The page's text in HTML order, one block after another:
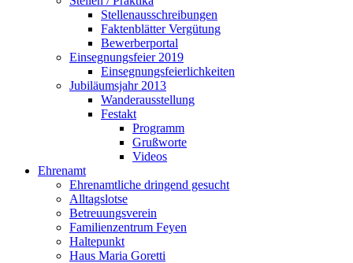
Stellenausschreibungen
Faktenblätter Vergütung
Bewerberportal
Einsegnungsfeier 2019
Einsegnungsfeierlichkeiten
Jubiläumsjahr 2013
Wanderausstellung
Festakt
Programm
Grußworte
Videos
Ehrenamt
Ehrenamtliche dringend gesucht
Alltagslotse
Betreuungsverein
Familienzentrum Feyen
Haltepunkt
Haus Maria Goretti